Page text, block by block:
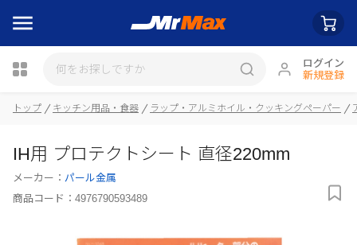
ログイン
新規登録
トップ キッチン用品・食器 ラップ・アルミホイル・クッキングペーパー
IH用 プロテクトシート 直径220mm
メーカー： パール金属
商品コード： 4976790593489